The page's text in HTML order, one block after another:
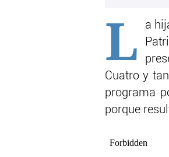
L
a
Cuatro y
programa
porque